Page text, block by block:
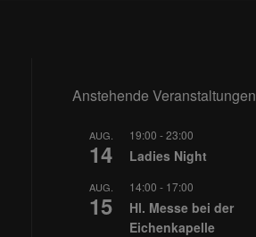
Anstehende Veranstaltungen
AUG.
14
19:00 -23:00
Ladies Night
AUG.
15
14:00 - 17:00
Hl. Messe bei der
Eichenkapelle